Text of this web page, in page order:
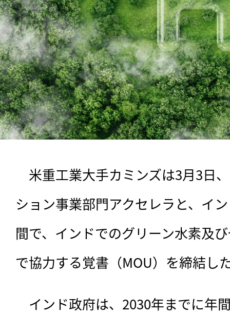
米重工業大手カミンズは3月3日
ション事業部門アクセレラと、イ
間で、インドでのグリーン水素及
で協力する覚書（MOU）を締結し
インド政府は、 2030年までに年